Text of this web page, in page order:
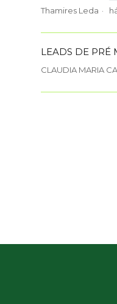
Thamires Leda
LEADS DE PRÉ
CLAUDIA MARIA